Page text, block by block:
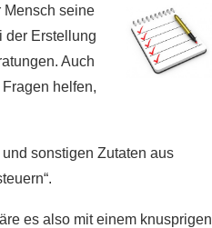
seine
der Erstellung
Auch
helfen,
sonstigen Zutaten aus
es also mit einem knusprigen